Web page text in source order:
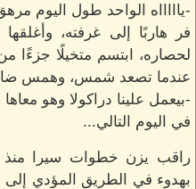
-ياااااه الواحد طول اليوم
فر هاربًا إلى غرفته،
لحصاره، ابتسم متخيلًا جزءًا
عندما تصعد شمس، وهمس
-بيعمل علينا دراكولا وهو
في اليوم التالي...
راقب يزن خطوات سيرا
بهدوء في الطريق المؤدي إلى